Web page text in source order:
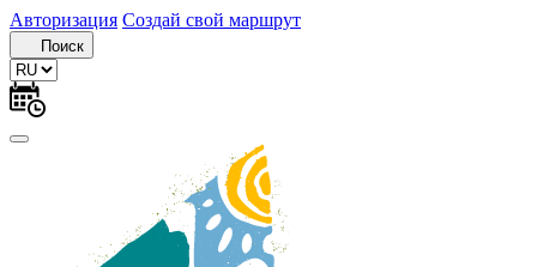
Авторизация Создай свой маршрут
Поиск